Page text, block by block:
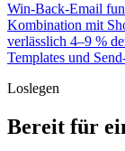
Win-Back-Email
Kombination mit
verlässlich 4–9 %
Templates und
Loslegen
Bereit für